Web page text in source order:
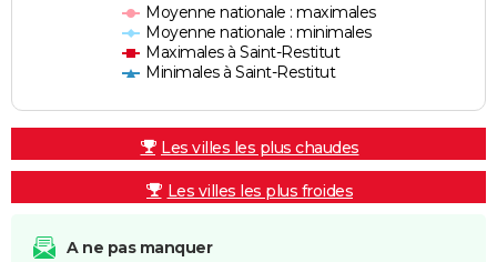
Moyenne nationale : maximales
Moyenne nationale : minimales
Maximales à Saint-Restitut
Minimales à Saint-Restitut
Les villes les plus chaudes
Les villes les plus froides
A ne pas manquer